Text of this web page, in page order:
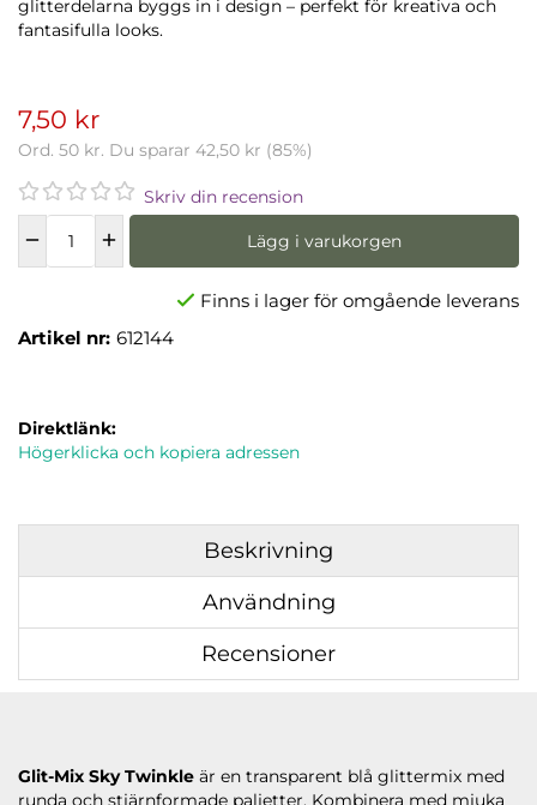
glitterdelarna byggs in i design – perfekt för kreativa och
fantasifulla looks.
7,50 kr
Ord. 50 kr. Du sparar 42,50 kr (85%)
Skriv din recension
Lägg i varukorgen
Finns i lager för omgående leverans
Artikel nr: 612144
Direktlänk:
Högerklicka och kopiera adressen
Beskrivning
Användning
Recensioner
Glit-Mix Sky Twinkle är en transparent blå glittermix med
runda och stjärnformade paljetter. Kombinera med mjuka